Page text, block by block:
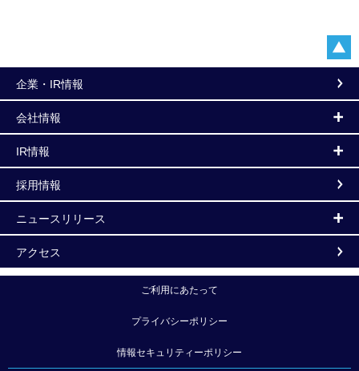
企業・IR情報
会社情報
IR情報
採用情報
ニュースリリース
アクセス
ご利用にあたって
プライバシーポリシー
情報セキュリティーポリシー